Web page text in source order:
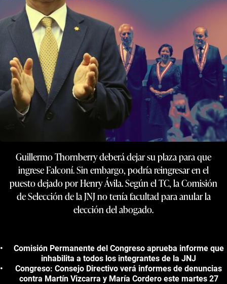
Guillermo Thornberry deberá dejar su plaza para que
ingrese Falconí. Sin embargo, podría reingresar en el
puesto dejado por Henry Ávila. Según el TC, la Comisión
de Selección de la JNJ no tenía facultad para anular la
elección del abogado.
Comisión Permanente del Congreso aprueba informe que
inhabilita a todos los integrantes de la JNJ
Congreso: Consejo Directivo verá informes de denuncias
contra Martín Vizcarra y María Cordero este martes 27